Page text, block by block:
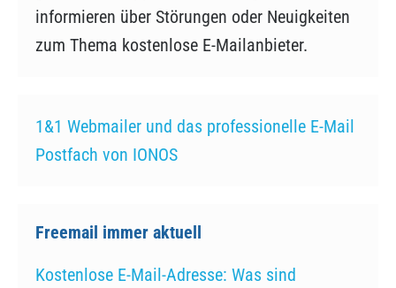
informieren über Störungen oder Neuigkeiten
zum Thema kostenlose E-Mailanbieter.
1&1 Webmailer und das professionelle E-Mail
Postfach von IONOS
Freemail immer aktuell
Kostenlose E-Mail-Adresse: Was sind